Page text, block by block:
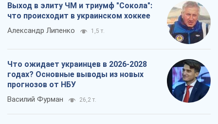
Выход в элиту ЧМ и триумф "Сокола":
что происходит в украинском хоккее
Александр Липенко 1,5 т.
Что ожидает украинцев в 2026-2028
годах? Основные выводы из новых
прогнозов от НБУ
Василий Фурман 26,2 т.